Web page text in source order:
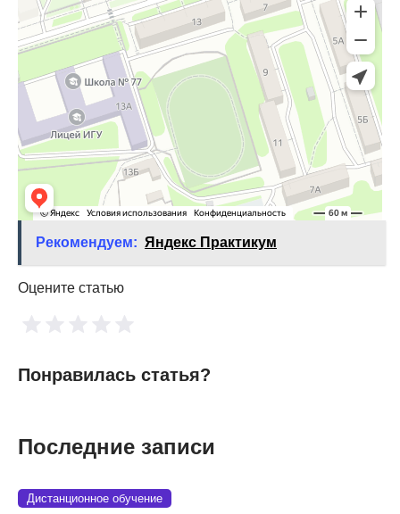
Рекомендуем: Яндекс Практикум
Оцените статью
Понравилась статья?
Последние записи
Дистанционное обучение